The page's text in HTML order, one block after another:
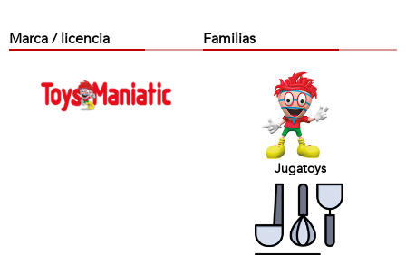
Marca / licencia Familias
Jugatoys